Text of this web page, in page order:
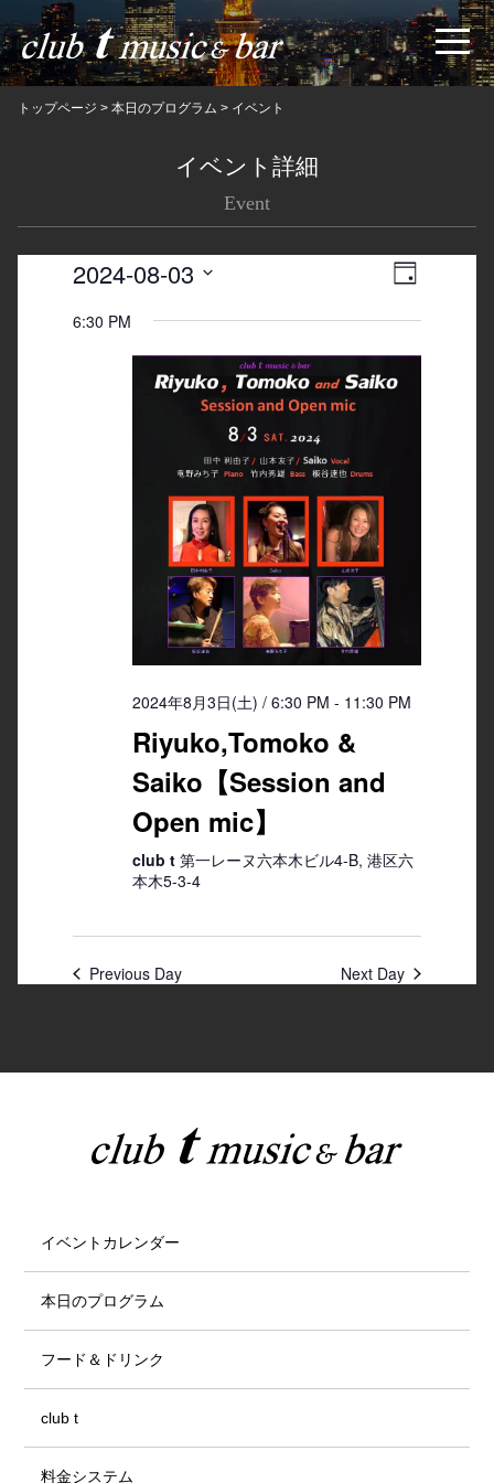
トップページ > 本日のプログラム > イベント
イベント詳細
Event
Views
Event
日
2024-08-03
date.
6:30 PM
2024年8月3日(土) / 6:30 PM - 11:30 PM
Riyuko,Tomoko &
Saiko【Session and
Open mic】
club t 第一レーヌ六本木ビル4-B, 港区六
本木5-3-4
Previous Day Next Day
イベントカレンダー
本日のプログラム
フード＆ドリンク
club t
料金システム